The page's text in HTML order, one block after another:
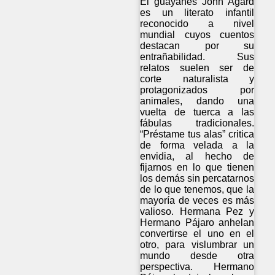
es un literato infantil
reconocido a nivel
mundial cuyos cuentos
destacan por su
entrañabilidad. Sus
relatos suelen ser de
corte naturalista y
protagonizados por
animales, dando una
vuelta de tuerca a las
fábulas tradicionales.
“Préstame tus alas” critica
de forma velada a la
envidia, al hecho de
fijarnos en lo que tienen
los demás sin percatarnos
de lo que tenemos, que la
mayoría de veces es más
valioso. Hermana Pez y
Hermano Pájaro anhelan
convertirse el uno en el
otro, para vislumbrar un
mundo desde otra
perspectiva. Hermano